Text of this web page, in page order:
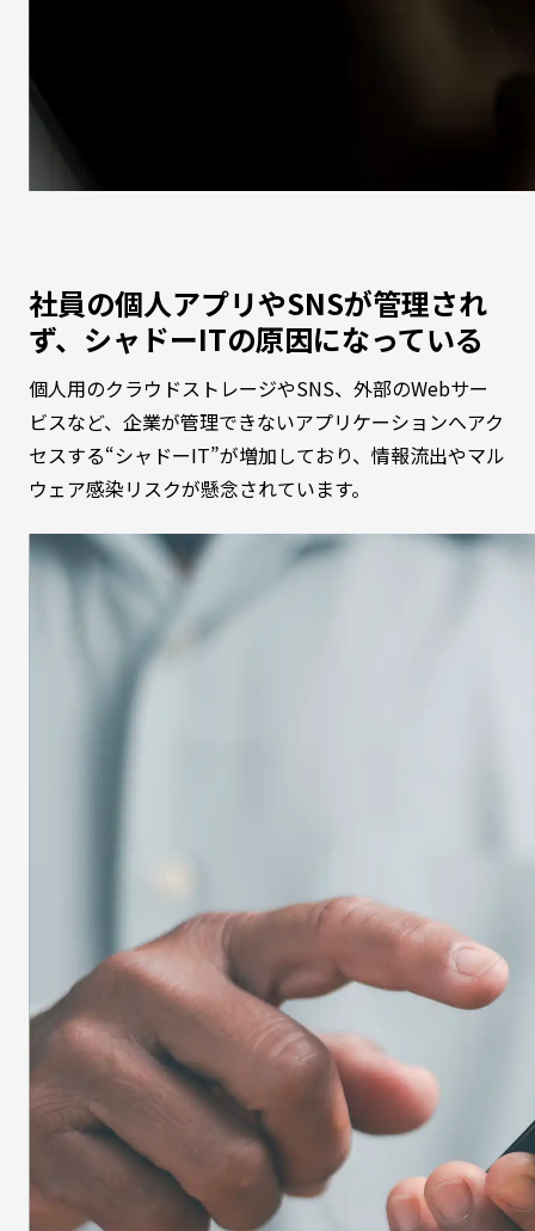
社員の個人アプリやSNSが管理され
ず、シャドーITの原因になっている
個人用のクラウドストレージやSNS、外部のWebサー
ビスなど、企業が管理できないアプリケーションへアク
セスする“シャドーIT”が増加しており、情報流出やマル
ウェア感染リスクが懸念されています。